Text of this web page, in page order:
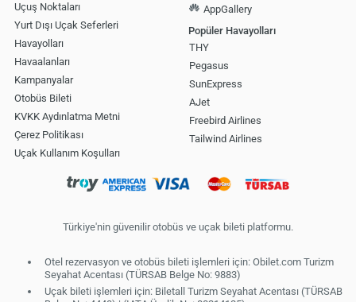
Uçuş Noktaları
Yurt Dışı Uçak Seferleri
Havayolları
Havaalanları
Kampanyalar
Otobüs Bileti
KVKK Aydınlatma Metni
Çerez Politikası
Uçak Kullanım Koşulları
AppGallery
Popüler Havayolları
THY
Pegasus
SunExpress
AJet
Freebird Airlines
Tailwind Airlines
Türkiye'nin güvenilir otobüs ve uçak bileti platformu.
Otel rezervasyon ve otobüs bileti işlemleri için: Obilet.com Turizm
Seyahat Acentası (TÜRSAB Belge No: 9883)
Uçak bileti işlemleri için: Biletall Turizm Seyahat Acentası (TÜRSAB